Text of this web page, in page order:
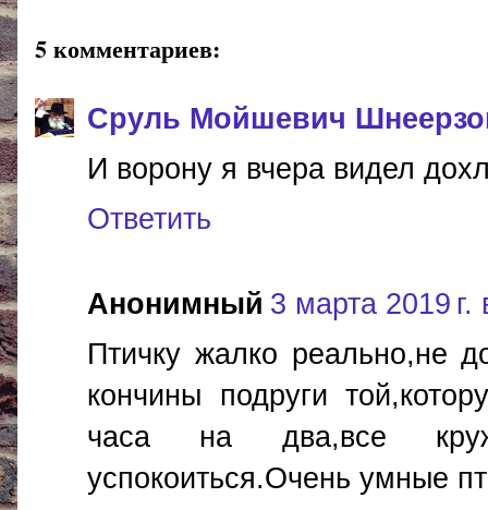
5 комментариев:
Сруль Мойшевич
И ворону я вчера видел
Ответить
Анонимный 3 марта 2019 г.
Птичку жалко реально,не
кончины подруги
часа на два,все
успокоиться.Очень умные